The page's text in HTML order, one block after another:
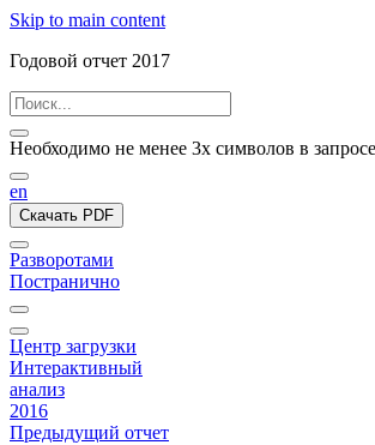
Skip to main content
Годовой отчет 2017
Необходимо не менее 3х символов в запросе
en
Скачать PDF
Разворотами
Постранично
Центр загрузки
Интерактивный
анализ
2016
Предыдущий отчет